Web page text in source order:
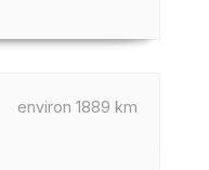
environ 1889 km